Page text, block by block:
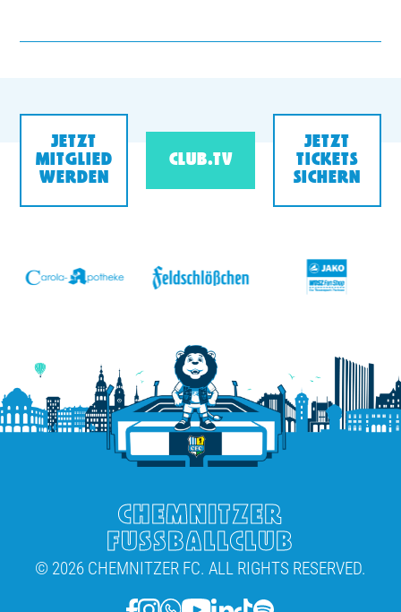
JETZT
MITGLIED
WERDEN
CLUB.TV
JETZT
TICKETS
SICHERN
CHEMNITZER
FUSSBALLCLUB
© 2026 CHEMNITZER FC. ALL RIGHTS RESERVED.